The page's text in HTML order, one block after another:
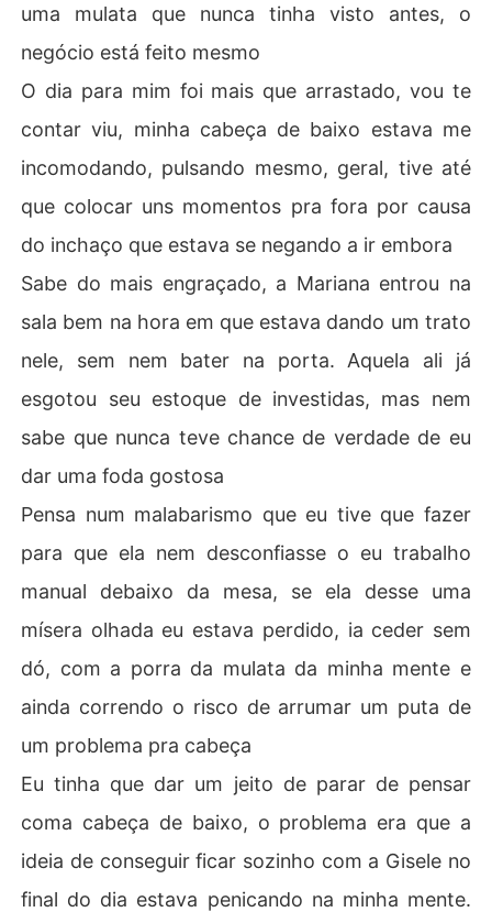
uma mulata que nunca tinha visto antes, o
negócio está feito mesmo
O dia para mim foi mais que arrastado, vou te
contar viu, minha cabeça de baixo estava me
incomodando, pulsando mesmo, geral, tive até
que colocar uns momentos pra fora por causa
do inchaço que estava se negando a ir embora
Sabe do mais engraçado, a Mariana entrou na
sala bem na hora em que estava dando um trato
nele, sem nem bater na porta. Aquela ali já
esgotou seu estoque de investidas, mas nem
sabe que nunca teve chance de verdade de eu
dar uma foda gostosa
Pensa num malabarismo que eu tive que fazer
para que ela nem desconfiasse o eu trabalho
manual debaixo da mesa, se ela desse uma
mísera olhada eu estava perdido, ia ceder sem
dó, com a porra da mulata da minha mente e
ainda correndo o risco de arrumar um puta de
um problema pra cabeça
Eu tinha que dar um jeito de parar de pensar
coma cabeça de baixo, o problema era que a
ideia de conseguir ficar sozinho com a Gisele no
final do dia estava penicando na minha mente.